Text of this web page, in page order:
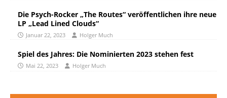
Die Psych-Rocker „The Routes“ veröffentlichen ihre neue
LP „Lead Lined Clouds“
Januar 22, 2023 Holger Much
Spiel des Jahres: Die Nominierten 2023 stehen fest
Mai 22, 2023 Holger Much